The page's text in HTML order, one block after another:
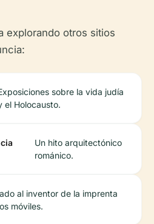
explorando otros sitios
sobre la vida judía
el Holocausto.
Un hito arquitectónico
románico.
al inventor de la imprenta
móviles.